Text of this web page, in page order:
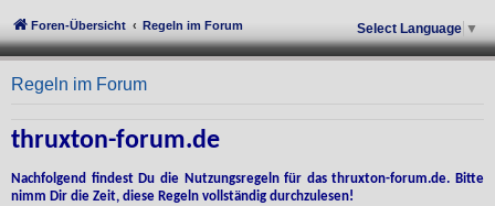
Foren-Übersicht Regeln im Forum Select Language ▼
Regeln im Forum
thruxton-forum.de
Nachfolgend findest Du die Nutzungsregeln für das thruxton-forum.de. Bitte
nimm Dir die Zeit, diese Regeln vollständig durchzulesen!